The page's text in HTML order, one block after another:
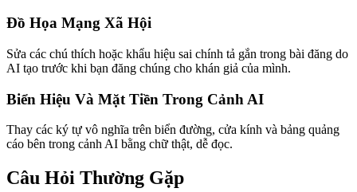
Đồ Họa Mạng Xã Hội
Sửa các chú thích hoặc khẩu hiệu sai chính tả gắn trong bài đăng do
AI tạo trước khi bạn đăng chúng cho khán giả của mình.
Biển Hiệu Và Mặt Tiền Trong Cảnh AI
Thay các ký tự vô nghĩa trên biển đường, cửa kính và bảng quảng
cáo bên trong cảnh AI bằng chữ thật, dễ đọc.
Câu Hỏi Thường Gặp